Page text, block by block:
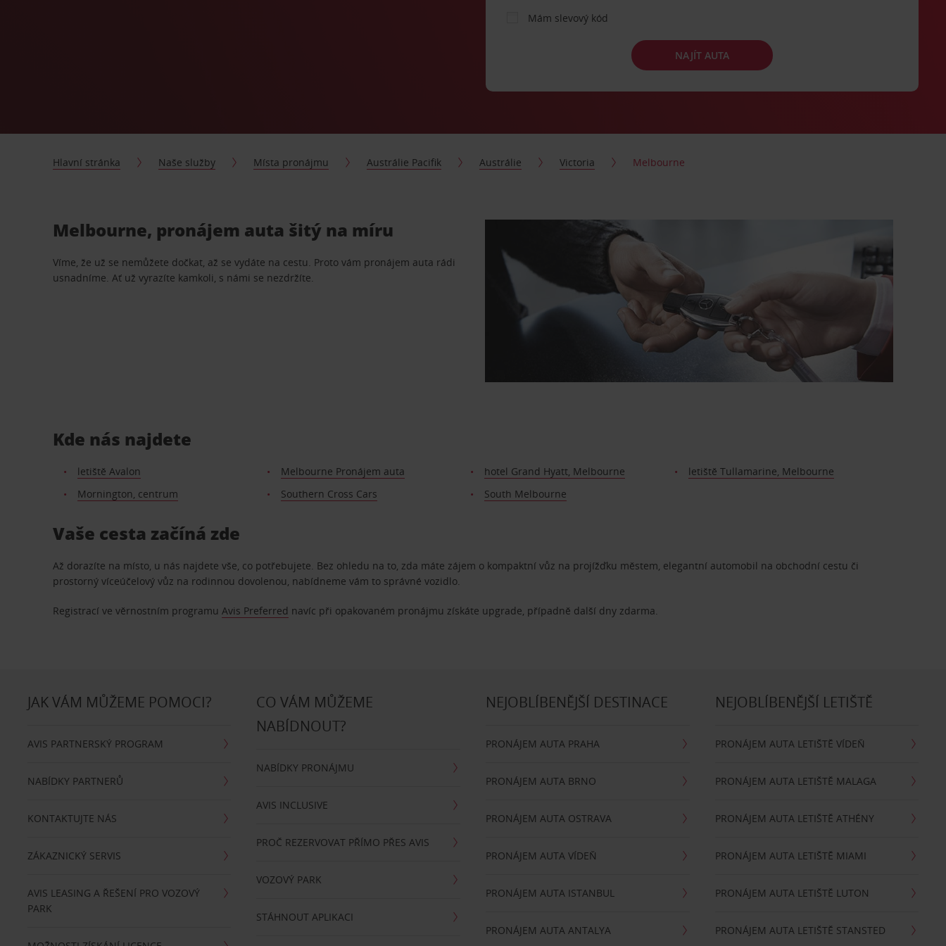
Mám slevový kód
NAJÍT AUTA
Hlavní stránka Naše služby Místa pronájmu Austrálie Pacifik Austrálie Victoria Melbourne
Melbourne, pronájem auta šitý na míru
Víme, že už se nemůžete dočkat, až se vydáte na cestu. Proto vám pronájem auta rádi
usnadníme. Ať už vyrazíte kamkoli, s námi se nezdržíte.
Kde nás najdete
letiště Avalon Melbourne Pronájem auta hotel Grand Hyatt, Melbourne
letiště Tullamarine, Melbourne
Mornington, centrum
Southern Cross Cars South Melbourne
Vaše cesta začíná zde
Až dorazíte na místo, u nás najdete vše, co potřebujete. Bez ohledu na to, zda máte zájem o kompaktní vůz na projížďku městem, elegantní automobil na obchodní cestu či
prostorný víceúčelový vůz na rodinnou dovolenou, nabídneme vám to správné vozidlo.
Registrací ve věrnostním programuAvis Preferred navíc při opakovaném pronájmu získáte upgrade, případně další dny zdarma.
JAK VÁM MŮŽEME POMOCI?
AVIS PARTNERSKÝ PROGRAM
NABÍDKY PARTNERŮ
KONTAKTUJTE NÁS
ZÁKAZNICKÝ SERVIS
AVIS LEASING A ŘEŠENÍ PRO VOZOVÝ
PARK
CO VÁM MŮŽEME
NABÍDNOUT?
NABÍDKY PRONÁJMU
AVIS INCLUSIVE
PROČ REZERVOVAT PŘÍMO PŘES AVIS
VOZOVÝ PARK
STÁHNOUT APLIKACI
NEJOBLÍBENĚJŠÍ DESTINACE
PRONÁJEM AUTA PRAHA
PRONÁJEM AUTA BRNO
PRONÁJEM AUTA OSTRAVA
PRONÁJEM AUTA VÍDEŇ
PRONÁJEM AUTA ISTANBUL
PRONÁJEM AUTA ANTALYA
NEJOBLÍBENĚJŠÍ LETIŠTĚ
PRONÁJEM AUTA LETIŠTĚ VÍDEŇ
PRONÁJEM AUTA LETIŠTĚ MALAGA
PRONÁJEM AUTA LETIŠTĚ ATHÉNY
PRONÁJEM AUTA LETIŠTĚ MIAMI
PRONÁJEM AUTA LETIŠTĚ LUTON
PRONÁJEM AUTA LETIŠTĚ STANSTED